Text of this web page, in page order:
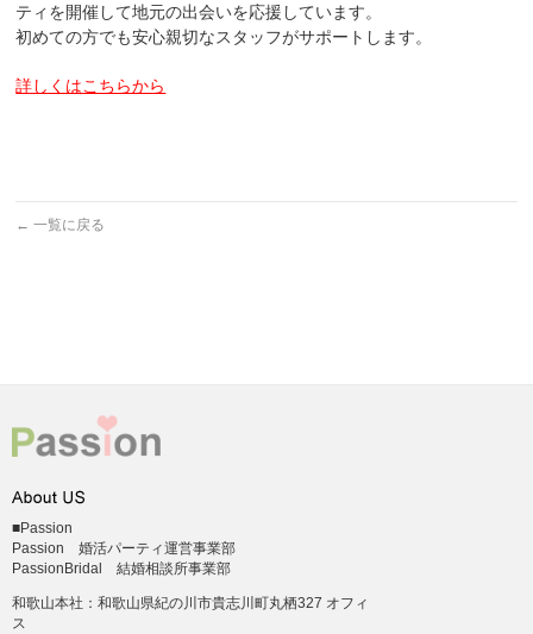
ティを開催して地元の出会いを応援しています。
初めての方でも安心親切なスタッフがサポートします。
詳しくはこちらから
← 一覧に戻る
■Passion
Passion 婚活パーティ運営事業部
PassionBridal 結婚相談所事業部
和歌山本社：和歌山県紀の川市貴志川町丸栖327 オフィ
ス